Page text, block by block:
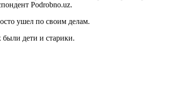
Podrobno.uz.
ушел по своим делам.
дети и старики.